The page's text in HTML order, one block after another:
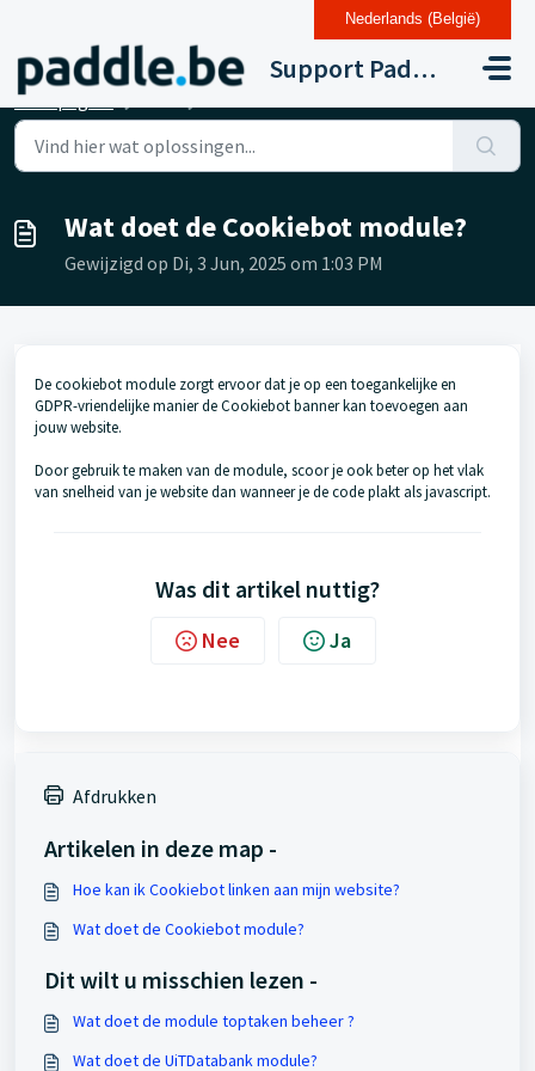
Doorgaan naar hoofdinhoud
Support Paddle Drupal 11
Startpagina
Wat doet de Cookiebot module?
Gewijzigd op Di, 3 Jun, 2025 om 1:03 PM
De cookiebot module zorgt ervoor dat je op een toegankelijke en
GDPR-vriendelijke manier de Cookiebot banner kan toevoegen aan
jouw website.
Door gebruik te maken van de module, scoor je ook beter op het vlak
van snelheid van je website dan wanneer je de code plakt als javascript.
Was dit artikel nuttig?
Nee Ja
Afdrukken
Artikelen in deze map -
Hoe kan ik Cookiebot linken aan mijn website?
Wat doet de Cookiebot module?
Dit wilt u misschien lezen -
Wat doet de module toptaken beheer ?
Wat doet de UiTDatabank module?
Nederlands (België)